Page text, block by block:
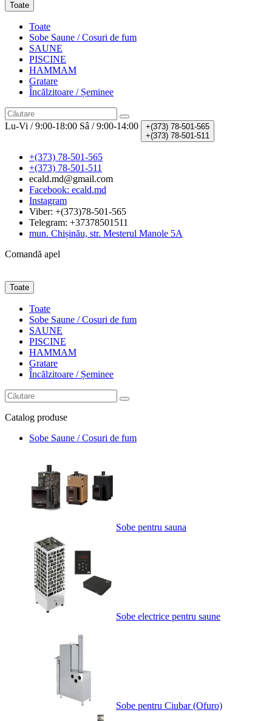
Toate
Toate
Sobe Saune / Cosuri de fum
SAUNE
PISCINE
HAMMAM
Gratare
Încălzitoare / Șeminee
Lu-Vi / 9:00-18:00 Sâ / 9:00-14:00 +(373) 78-501-565
+(373) 78-501-511
+(373) 78-501-565
+(373) 78-501-511
ecald.md@gmail.com
Facebook: ecald.md
Instagram
Viber: +(373)78-501-565
Telegram: +37378501511
mun. Chișinău, str. Mesterul Manole 5A
Comandă apel
Toate
Toate
Sobe Saune / Cosuri de fum
SAUNE
PISCINE
HAMMAM
Gratare
Încălzitoare / Șeminee
Catalog produse
Sobe Saune / Cosuri de fum
Sobe pentru sauna
Sobe electrice pentru saune
Sobe pentru Ciubar (Ofuro)